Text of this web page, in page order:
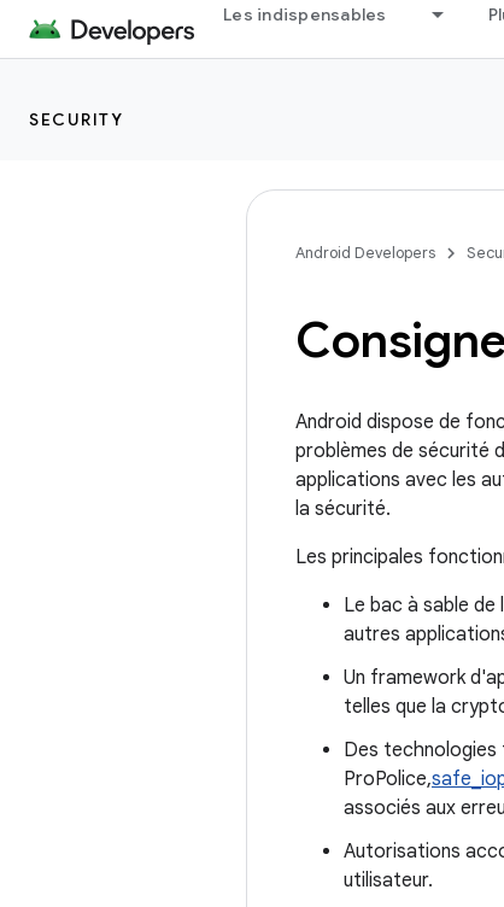
Les indispensables
SECURITY
Android Developers
Android dispose de
problèmes de sécurité
applications avec les
la sécurité.
Les principales
Le bac à sable
autres
Un framework
telles que la
Des technologies
ProPolice,
associés aux
Autorisations
utilisateur.